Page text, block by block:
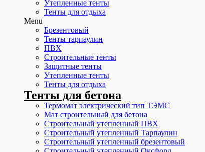
Утепленные тенты
Тенты для отдыха
Menu
Брезентовый
Тенты тарпаулин
ПВХ
Строительные тенты
Защитные тенты
Утепленные тенты
Тенты для отдыха
Тенты для бетона
Термомат электрический тип ТЭМС
Мат строительный для бетона
Строительный утепленный ПВХ
Строительный утепленный Тарпаулин
Строительный утепленный брезентовый